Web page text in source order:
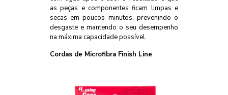
as peças e componentes ficam limpas e
secas em poucos minutos, prevenindo o
desgaste e mantendo o seu desempenho
na máxima capacidade possível.
Cordas de Microfibra Finish Line